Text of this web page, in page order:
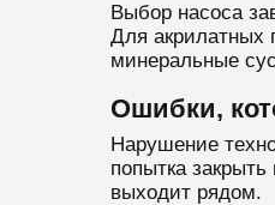
Выбор насоса
Для акрилатных
минеральные
Ошибки,
Нарушение
попытка
выходит рядом.